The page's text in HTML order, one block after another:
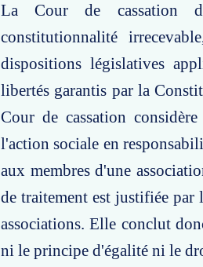
La Cour de cassation
constitutionnalité
dispositions législatives
libertés garantis par la
Cour de cassation
l'action sociale en
aux membres d'une
de traitement est justifiée
associations. Elle conclut
ni le principe d'égalité ni le